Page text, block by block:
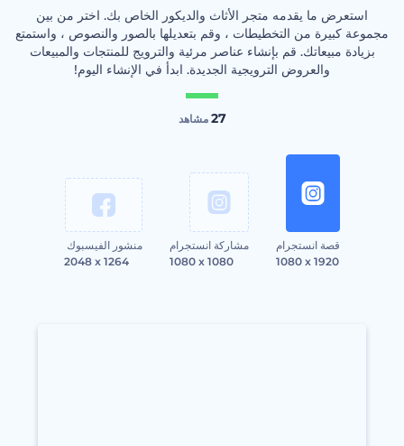
استعرض ما يقدمه متجر الأثاث والديكور الخاص بك. اختر من بين
مجموعة كبيرة من التخطيطات ، وقم بتعديلها بالصور والنصوص ، واستمتع
بزيادة مبيعاتك. قم بإنشاء عناصر مرئية والترويج للمنتجات والمبيعات
والعروض الترويجية الجديدة. ابدأ في الإنشاء اليوم!
27 مشاهد
قصة انستجرام
1080 x 1920
مشاركة انستجرام
1080 x 1080
منشور الفيسبوك
2048 x 1264